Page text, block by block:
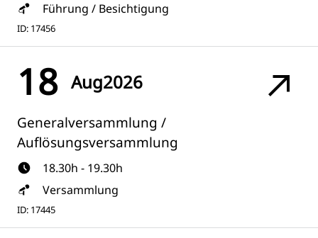
Führung / Besichtigung
ID: 17456
18 Aug2026
Generalversammlung /
Auflösungsversammlung
18.30h - 19.30h
Versammlung
ID: 17445